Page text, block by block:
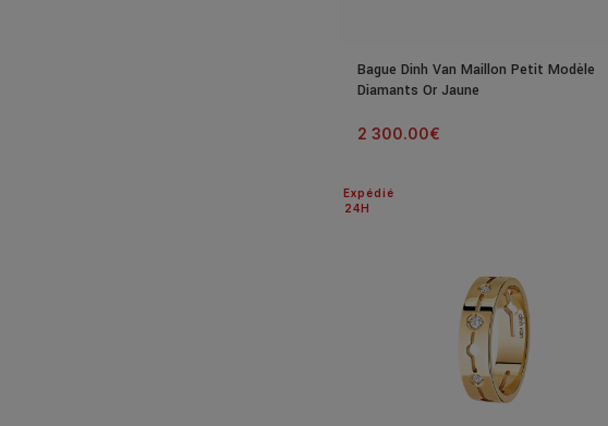
Bague Dinh Van Maillon Petit Modèle
Diamants Or Jaune
2 300.00€
24H
Expédié